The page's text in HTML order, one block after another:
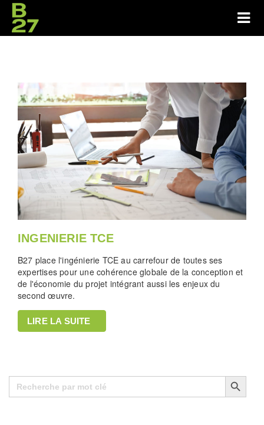
INGENIERIE TCE
B27 place l'ingénierie TCE au carrefour de toutes ses
expertises pour une cohérence globale de la conception et
de l'économie du projet intégrant aussi les enjeux du
second œuvre.
LIRE LA SUITE
Search
for:
Search Button